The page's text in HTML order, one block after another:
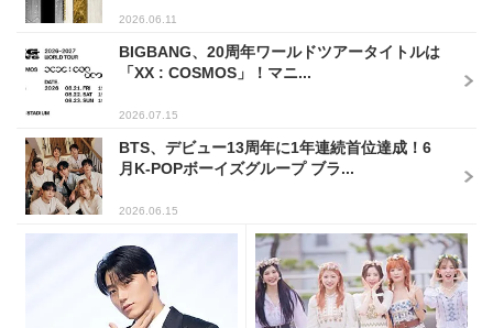
2026.06.11
BIGBANG、20周年ワールドツアータイトルは
「XX : COSMOS」！マニ...
2026.07.15
BTS、デビュー13周年に1年連続首位達成！6
月K-POPボーイズグループ ブラ...
2026.06.15